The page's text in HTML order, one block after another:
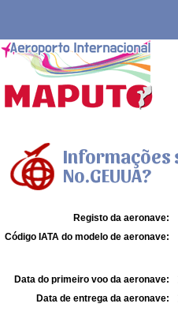
Informações
No.GEUUA?
Registo da aeronave:
Código IATA do modelo de aeronave:
Data do primeiro voo da aeronave:
Data de entrega da aeronave: